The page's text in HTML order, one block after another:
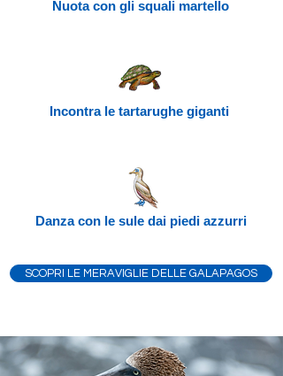
Nuota con gli squali martello
Incontra le tartarughe giganti
Danza con le sule dai piedi azzurri
SCOPRI LE MERAVIGLIE DELLE GALAPAGOS